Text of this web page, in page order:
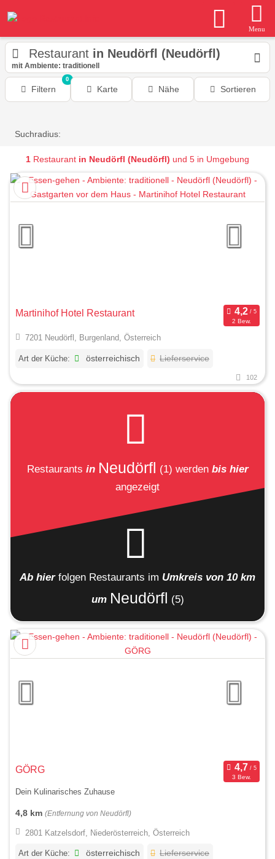
Menu
Restaurant in Neudörfl (Neudörfl)
mit Ambiente: traditionell
Filtern
0
Karte Nähe Sortieren
Suchradius:
1 Restaurant in Neudörfl (Neudörfl) und 5 in Umgebung
Martinihof Hotel Restaurant
2 Bew.
7201 Neudörfl, Burgenland, Österreich
Art der Küche: österreichisch Lieferservice
102
Restaurants in Neudörfl (1) werden bis hier
angezeigt
Ab hier folgen Restaurants im Umkreis von 10 km
um Neudörfl (5)
GÖRG
3 Bew.
Dein Kulinarisches Zuhause
4,8 km (Entfernung von Neudörfl)
2801 Katzelsdorf, Niederösterreich, Österreich
Art der Küche: österreichisch Lieferservice